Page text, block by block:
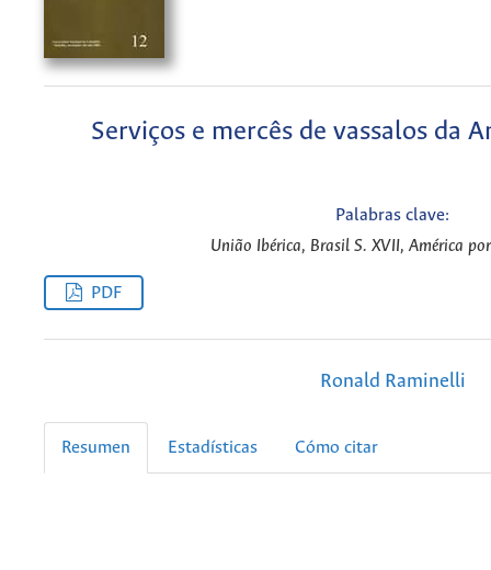
Serviços e mercês de vassalos da
Palabras clave:
União Ibérica, Brasil S. XVII, América
PDF
Ronald Raminelli
Resumen Estadísticas Cómo citar